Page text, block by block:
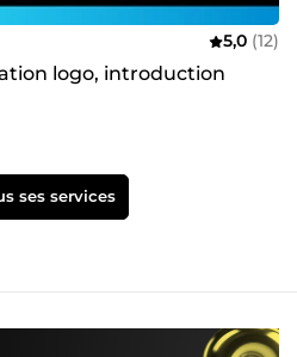
5,0 (12)
logo, introduction
ses services